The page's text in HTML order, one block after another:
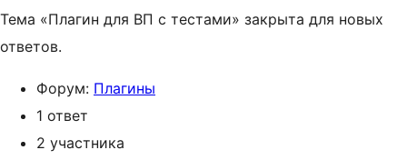
Тема «Плагин для ВП с тестами» закрыта для новых
ответов.
Форум: Плагины
1 ответ
2 участника